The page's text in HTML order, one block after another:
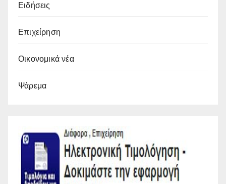
Ειδήσεις
Επιχείρηση
Οικονομικά νέα
Ψάρεμα